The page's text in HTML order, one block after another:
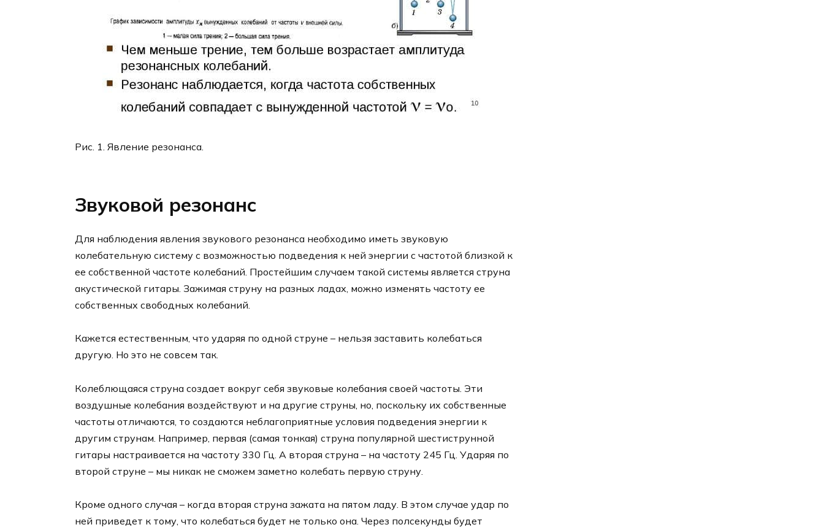
Рис. 1. Явление резонанса.
Звуковой резонанс
Для наблюдения явления звукового резонанса необходимо иметь звуковую
колебательную систему с возможностью подведения к ней энергии с частотой близкой к
ее собственной частоте колебаний. Простейшим случаем такой системы является струна
акустической гитары. Зажимая струну на разных ладах, можно изменять частоту ее
собственных свободных колебаний.
Кажется естественным, что ударяя по одной струне – нельзя заставить колебаться
другую. Но это не совсем так.
Колеблющаяся струна создает вокруг себя звуковые колебания своей частоты. Эти
воздушные колебания воздействуют и на другие струны, но, поскольку их собственные
частоты отличаются, то создаются неблагоприятные условия подведения энергии к
другим струнам. Например, первая (самая тонкая) струна популярной шестиструнной
гитары настраивается на частоту 330 Гц. А вторая струна – на частоту 245 Гц. Ударяя по
второй струне – мы никак не сможем заметно колебать первую струну.
Кроме одного случая – когда вторая струна зажата на пятом ладу. В этом случае удар по
ней приведет к тому, что колебаться будет не только она. Через полсекунды будет